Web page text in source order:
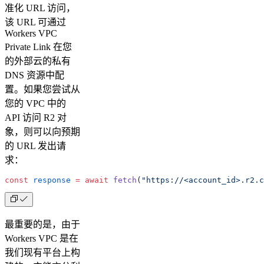
准化 URL 访问，
该 URL 可通过
Workers VPC
Private Link 在您
的外部云的私有
DNS 资源中配
置。如果您尝试从
您的 VPC 中的
API 访问 R2 对
象，则可以向预期
的 URL 发出请
求：
const response = await fetch ( "https://
最重要的是，由于
Workers VPC 是在
我们现有平台上构